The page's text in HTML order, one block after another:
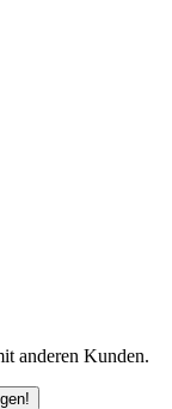
anderen Kunden.